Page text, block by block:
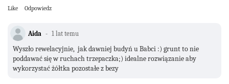
Like Odpowiedz
Aida 1 lat temu
Wyszło rewelacyjnie, jak dawniej budyń u Babci :) grunt to nie
poddawać się w ruchach trzepaczka;) idealne rozwiązanie aby
wykorzystać żółtka pozostałe z bezy